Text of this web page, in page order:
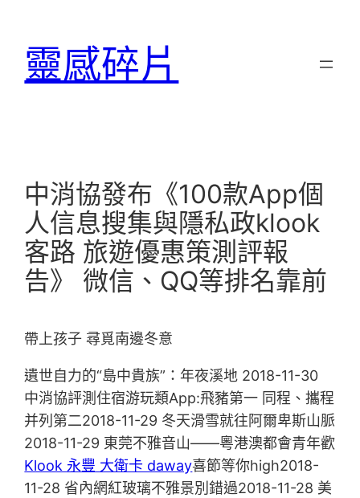
靈感碎片
中消協發布《100款App個
人信息搜集與隱私政klook
客路 旅遊優惠策測評報
告》 微信、QQ等排名靠前
帶上孩子 尋覓南邊冬意
遺世自力的“島中貴族”：年夜溪地 2018-11-30
中消協評測住宿游玩類App:飛豬第一 同程、攜程
并列第二2018-11-29 冬天滑雪就往阿爾卑斯山脈
2018-11-29 東莞不雅音山——粵港澳都會青年歡
Klook 永豐 大衛卡 daway喜節等你high2018-
11-28 省內網紅玻璃不雅景別錯過2018-11-28 美